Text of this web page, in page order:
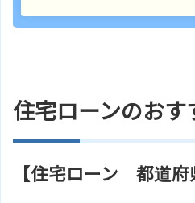
住宅ローンのお
【住宅ローン 都道府